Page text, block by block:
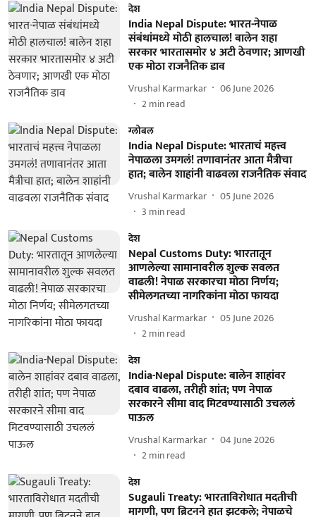
देश
India Nepal Dispute: भारत-नेपाळ
संबंधांमध्ये मोठी हालचाल! बालेन शहा
सरकार भारतासमोर ४ अटी ठेवणार; आणखी
एक मोठा राजनैतिक डाव
Vrushal Karmarkar
06 June 2026
2min read
ग्लोबल
India Nepal Dispute: भारताचं महत्त्व
नेपाळला उमगलं! तणावानंतर आता मैत्रीचा
हात; बालेन शाहांनी वाढवला राजनैतिक संवाद
Vrushal Karmarkar
05 June 2026
3 min read
देश
Nepal Customs Duty: भारतातून
आणलेल्या सामानावरील शुल्क सवलत
वाढली! नेपाळ सरकारचा मोठा निर्णय;
सीमेलगतच्या नागरिकांना मोठा फायदा
Vrushal Karmarkar
05 June 2026
2min read
देश
India-Nepal Dispute: बालेन शाहांवर
दबाव वाढला, तरीही शांत; पण नेपाळ
सरकारने सीमा वाद मिटवण्यासाठी उचललं
पाऊल
Vrushal Karmarkar
04 June 2026
2min read
देश
Sugauli Treaty: भारताविरोधात मदतीची
मागणी, पण ब्रिटनने हात झटकले; नेपाळचे